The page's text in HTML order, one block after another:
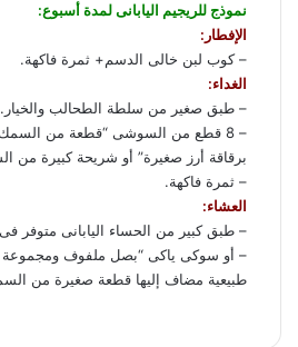
نموذج للريجيم اليابانى لمدة أسبوع:
الإفطار:
– كوب لبن خالى الدسم+ ثمرة فاكهة.
الغداء:
– طبق صغير من سلطة الطحالب والخيار.
– 8 قطع من السوشى “قطعة من
برقاقة أرز صغيرة” أو شريحة كبيرة من
– ثمرة فاكهة.
العشاء:
– طبق كبير من الحساء اليابانى متوفر
– أو سوكى ياكى “بصل ملفوف
طبيعية مضاف إليها قطعة صغيرة من